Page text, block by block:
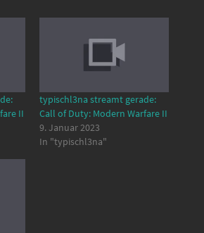
II
typischl3na streamt gerade:
Call of Duty: Modern Warfare II
9. Januar 2023
In "typischl3na"